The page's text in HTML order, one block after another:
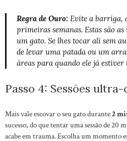
Regra de Ouro: Evite a barriga,
primeiras semanas. Estas são
um gato. Se lhes tocar ali sem
de levar uma patada ou um
áreas para quando ele já
Passo 4: Sessões
Mais vale escovar o seu gato durante2
sucesso, do que tentar uma sessão de 20
acabe em trauma. Escolha um momento